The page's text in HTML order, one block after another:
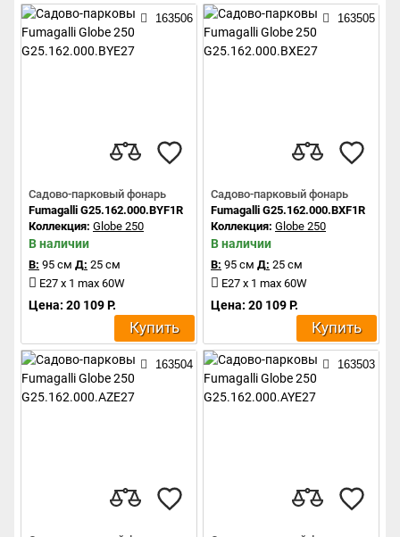
163506
Садово-парковый фонарь
Fumagalli G25.162.000.BYF1R
Коллекция: Globe 250
В наличии
В: 95 см Д: 25 см
E27 x 1 max 60W
Цена: 20 109 Р.
Купить
163505
Садово-парковый фонарь
Fumagalli G25.162.000.BXF1R
Коллекция: Globe 250
В наличии
В: 95 см Д: 25 см
E27 x 1 max 60W
Цена: 20 109 Р.
Купить
163504 163503